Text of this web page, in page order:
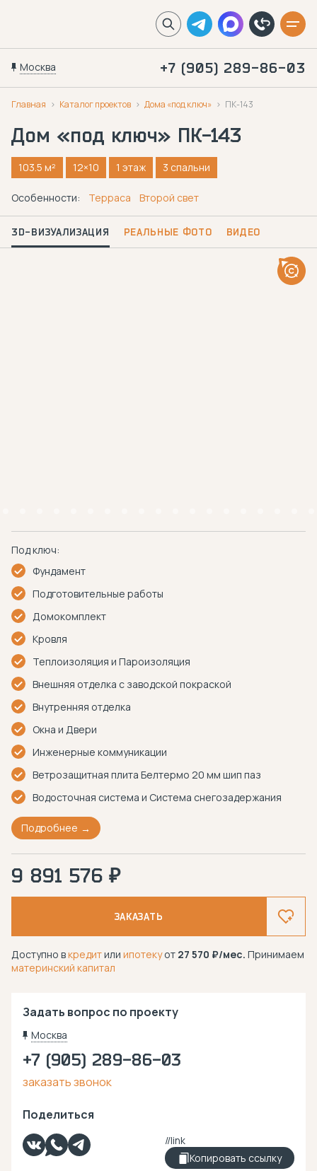
Москва +7 (905) 289-86-03
Главная Каталог проектов Дома «под ключ» ПК-143
Дом «под ключ» ПК-143
103.5 м² 12×10 1 этаж 3 спальни
Особенности: Терраса Второй свет
3D-ВИЗУАЛИЗАЦИЯ РЕАЛЬНЫЕ ФОТО ВИДЕО
Под ключ:
Фундамент
Подготовительные работы
Домокомплект
Кровля
Теплоизоляция и Пароизоляция
Внешняя отделка с заводской покраской
Внутренняя отделка
Окна и Двери
Инженерные коммуникации
Ветрозащитная плита Белтермо 20 мм шип паз
Водосточная система и Система снегозадержания
Подробнее
9 891 576 ₽
ЗАКАЗАТЬ
Доступно вкредитили ипотекуот 27 570 /мес. Принимаем
материнский капитал
Задать вопрос по проекту
Москва
+7 (905) 289-86-03
заказать звонок
Поделиться
Копировать ссылку